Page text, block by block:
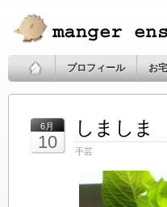
プロフィール お
6月
10
しましま
手芸